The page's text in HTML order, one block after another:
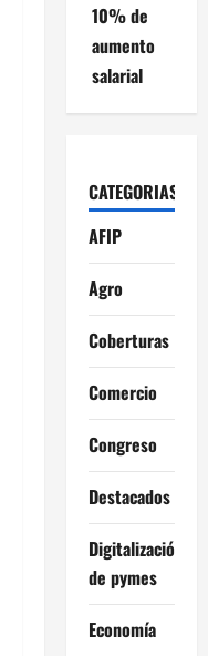
10% de
aumento
salarial
CATEGORIAS
AFIP
Agro
Coberturas
Comercio
Congreso
Destacados
Digitalización
de pymes
Economía